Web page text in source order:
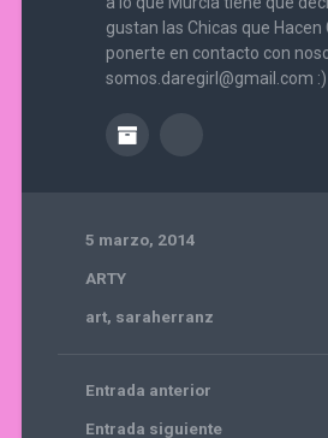
gustan las Chicas que Hacen
ponerte en contacto con
somos.daregirl@gmail.com :)
5 marzo, 2014
ARTY
art, saraherranz
Entrada anterior
Entrada siguiente